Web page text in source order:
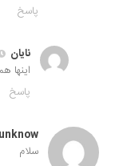
پاسخ
نایان
پاسخ
unknow
سلام